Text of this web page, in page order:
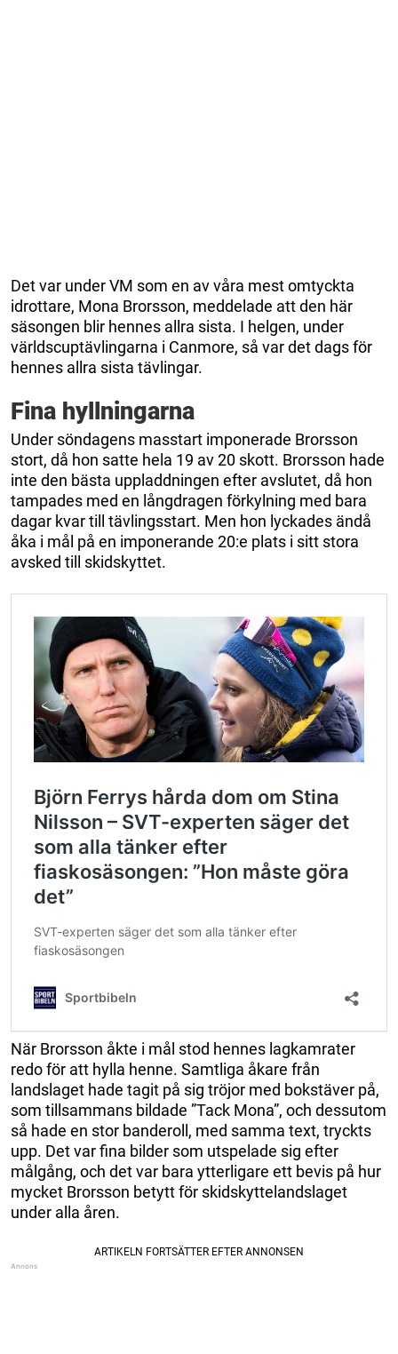
Det var under VM som en av våra mest omtyckta
idrottare, Mona Brorsson, meddelade att den här
säsongen blir hennes allra sista. I helgen, under
världscuptävlingarna i Canmore, så var det dags för
hennes allra sista tävlingar.
Fina hyllningarna
Under söndagens masstart imponerade Brorsson
stort, då hon satte hela 19 av 20 skott. Brorsson hade
inte den bästa uppladdningen efter avslutet, då hon
tampades med en långdragen förkylning med bara
dagar kvar till tävlingsstart. Men hon lyckades ändå
åka i mål på en imponerande 20:e plats i sitt stora
avsked till skidskyttet.
När Brorsson åkte i mål stod hennes lagkamrater
redo för att hylla henne. Samtliga åkare från
landslaget hade tagit på sig tröjor med bokstäver på,
som tillsammans bildade ”Tack Mona”, och dessutom
så hade en stor banderoll, med samma text, tryckts
upp. Det var fina bilder som utspelade sig efter
målgång, och det var bara ytterligare ett bevis på hur
mycket Brorsson betytt för skidskyttelandslaget
under alla åren.